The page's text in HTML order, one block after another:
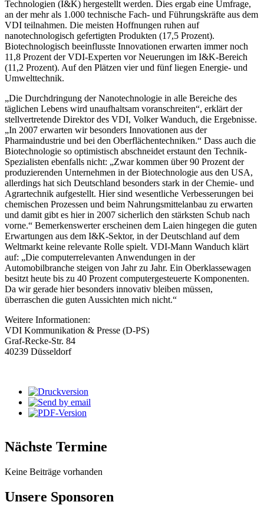
Technologien (I&K) hergestellt werden. Dies ergab eine Umfrage,
an der mehr als 1.000 technische Fach- und Führungskräfte aus dem
VDI teilnahmen. Die meisten Hoffnungen ruhen auf
nanotechnologisch gefertigten Produkten (17,5 Prozent).
Biotechnologisch beeinflusste Innovationen erwarten immer noch
11,8 Prozent der VDI-Experten vor Neuerungen im I&K-Bereich
(11,2 Prozent). Auf den Plätzen vier und fünf liegen Energie- und
Umwelttechnik.
„Die Durchdringung der Nanotechnologie in alle Bereiche des
täglichen Lebens wird unaufhaltsam voranschreiten“, erklärt der
stellvertretende Direktor des VDI, Volker Wanduch, die Ergebnisse.
„In 2007 erwarten wir besonders Innovationen aus der
Pharmaindustrie und bei den Oberflächentechniken.“ Dass auch die
Biotechnologie so optimistisch abschneidet erstaunt den Technik-
Spezialisten ebenfalls nicht: „Zwar kommen über 90 Prozent der
produzierenden Unternehmen in der Biotechnologie aus den USA,
allerdings hat sich Deutschland besonders stark in der Chemie- und
Agrartechnik aufgestellt. Hier sind wesentliche Verbesserungen bei
chemischen Prozessen und beim Nahrungsmittelanbau zu erwarten
und damit gibt es hier in 2007 sicherlich den stärksten Schub nach
vorne.“ Bemerkenswerter erscheinen dem Laien hingegen die guten
Erwartungen aus dem I&K-Sektor, in der Deutschland auf dem
Weltmarkt keine relevante Rolle spielt. VDI-Mann Wanduch klärt
auf: „Die computerrelevanten Anwendungen in der
Automobilbranche steigen von Jahr zu Jahr. Ein Oberklassewagen
besitzt heute bis zu 40 Prozent computergesteuerte Komponenten.
Da wir gerade hier besonders innovativ bleiben müssen,
überraschen die guten Aussichten mich nicht.“
Weitere Informationen:
VDI Kommunikation & Presse (D-PS)
Graf-Recke-Str. 84
40239 Düsseldorf
Nächste Termine
Keine Beiträge vorhanden
Unsere Sponsoren